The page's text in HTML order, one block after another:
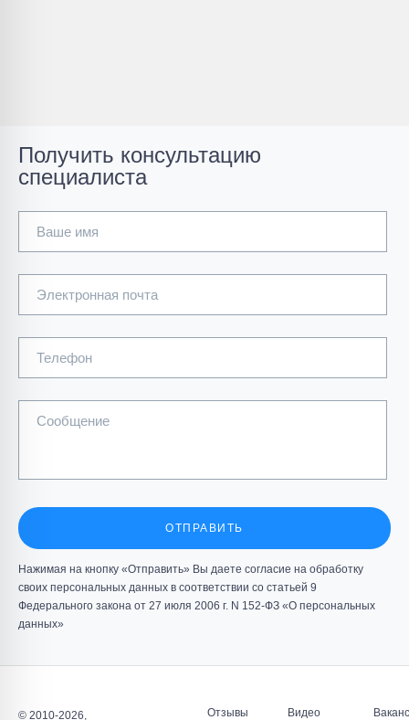
Получить консультацию
специалиста
Ваше имя
Электронная почта
Телефон
Сообщение
ОТПРАВИТЬ
Нажимая на кнопку «Отправить» Вы даете согласие на обработку
своих персональных данных в соответствии со статьей 9
Федерального закона от 27 июля 2006 г. N 152-ФЗ «О персональных
данных»
© 2010-2026, Отзывы Видео